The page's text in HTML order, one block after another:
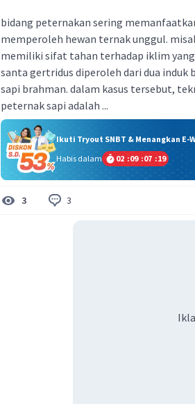
bidang peternakan sering
memperoleh hewan ternak unggul.
memiliki sifat tahan terhadap iklim yang
santa gertridus diperoleh dari dua
sapi brahman. dalam kasus tersebut,
peternak sapi adalah ...
Ikuti Tryout SNBT & Menangkan E-
Habis dalam
02 :09 :07 :19
3 3